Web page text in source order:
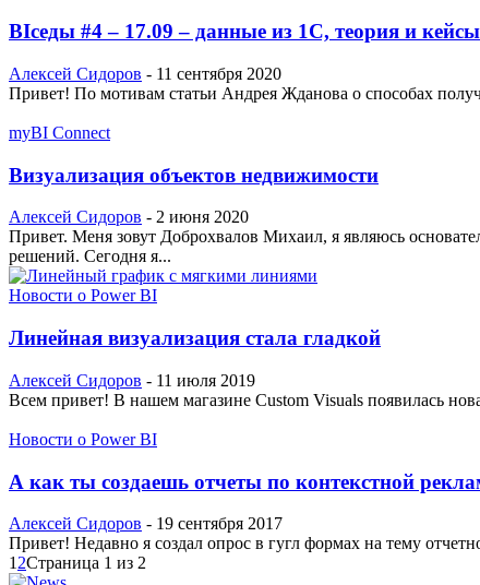
BIседы #4 – 17.09 – данные из 1С, теория и кейсы
Алексей Сидоров - 11 сентября 2020
Привет! По мотивам статьи Андрея Жданова о способах
myBI Connect
Визуализация объектов недвижимости
Алексей Сидоров - 2 июня 2020
Привет. Меня зовут Доброхвалов Михаил, я являюсь
решений. Сегодня я...
Новости о Power BI
Линейная визуализация стала гладкой
Алексей Сидоров - 11 июля 2019
Всем привет! В нашем магазине Custom Visuals появилась
Новости о Power BI
А как ты создаешь отчеты по контекстной
Алексей Сидоров - 19 сентября 2017
Привет! Недавно я создал опрос в гугл формах на тему
1 2Страница 1 из 2